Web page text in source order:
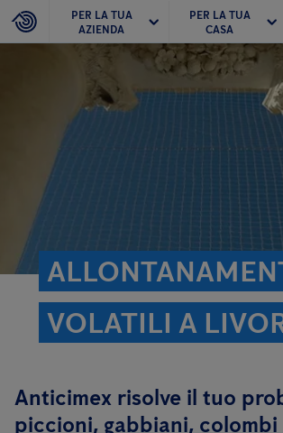
PER LA TUA
AZIENDA
PER LA TUA
CASA
VOLATILI A
Anticimex risolve il tuo
piccioni, gabbiani, colombi